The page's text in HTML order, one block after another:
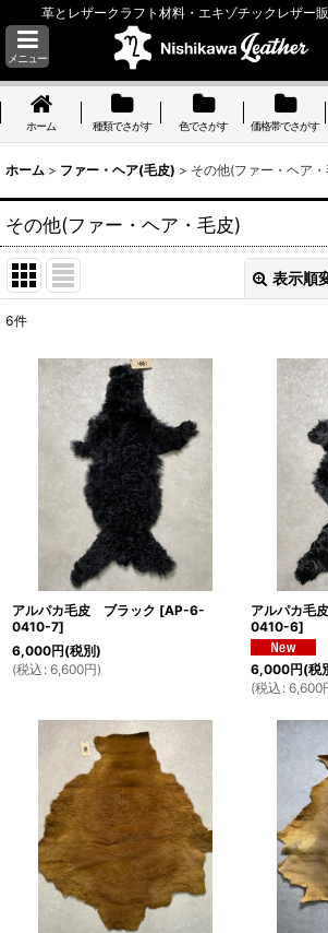
革とレザークラフト材料・エキゾチックレザー
メニュー
ホーム 種類でさがす 色でさがす 価格帯でさがす
ホーム > ファー・ヘア(毛皮) > その他(ファー・ヘア
その他(ファー・ヘア・毛皮)
表示順
並び順:
6件
アルパカ毛皮 ブラック [AP-6-
0410-7]
6,000円(税別)
(税込 : 6,600円)
アルパカ毛
0410-6]
6,000円(税
(税込 : 6,600